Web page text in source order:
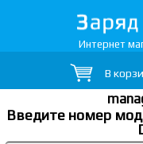
Интернет
В
Введите номер